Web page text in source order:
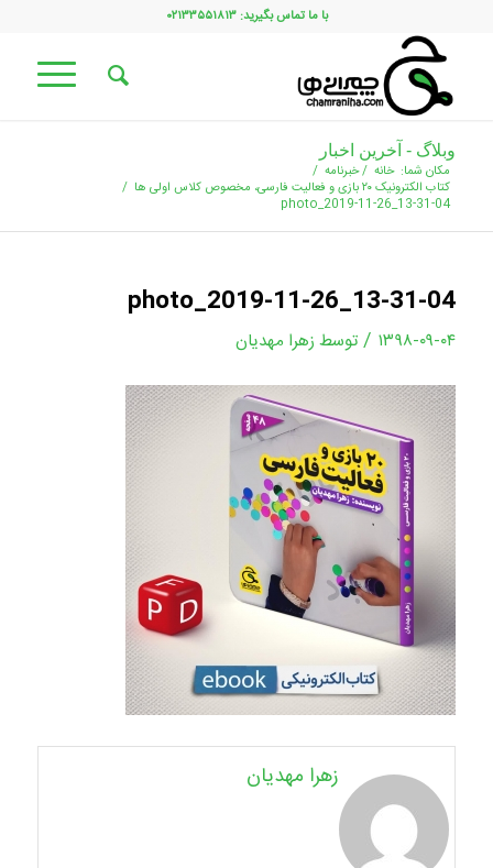
با ما تماس بگیرید: ۰۲۱۳۳۵۵۱۸۱۳
وبلاگ - آخرین اخبار
مکان شما: خانه /خبرنامه /
کتاب الکترونیک ۲۰ بازی و فعالیت فارسی، مخصوص کلاس اولی ها
/
photo_2019-11-26_13-31-04
photo_2019-11-26_13-31-04
۱۳۹۸-۰۹-۰۴ / توسط زهرا مهدیان
زهرا مهدیان